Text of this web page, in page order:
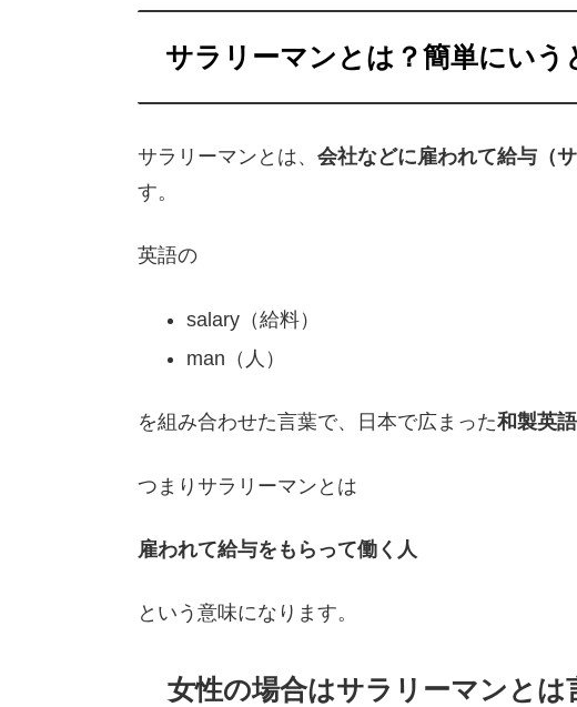
サラリーマンとは？簡単にいう
サラリーマンとは、 会社などに雇われて給与（
す。
英語の
salary（給料）
man（人）
を組み合わせた言葉で、日本で広まった和製英語
つまりサラリーマンとは
雇われて給与をもらって働く人
という意味になります。
女性の場合はサラリーマンとは